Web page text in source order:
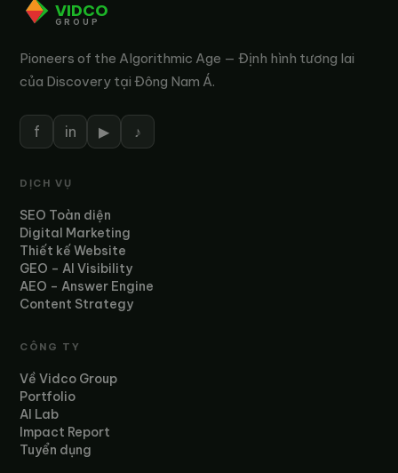
VIDCO
GROUP
Pioneers of the Algorithmic Age — Định hình tương lai
của Discovery tại Đông Nam Á.
f in ▶ ♪
DỊCH VỤ
SEO Toàn diện
Digital Marketing
Thiết kế Website
GEO – AI Visibility
AEO – Answer Engine
Content Strategy
CÔNG TY
Về Vidco Group
Portfolio
AI Lab
Impact Report
Tuyển dụng